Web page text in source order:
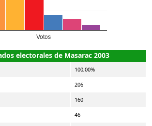
Votos
electorales de Masarac 2003
100,00%
206
160
46